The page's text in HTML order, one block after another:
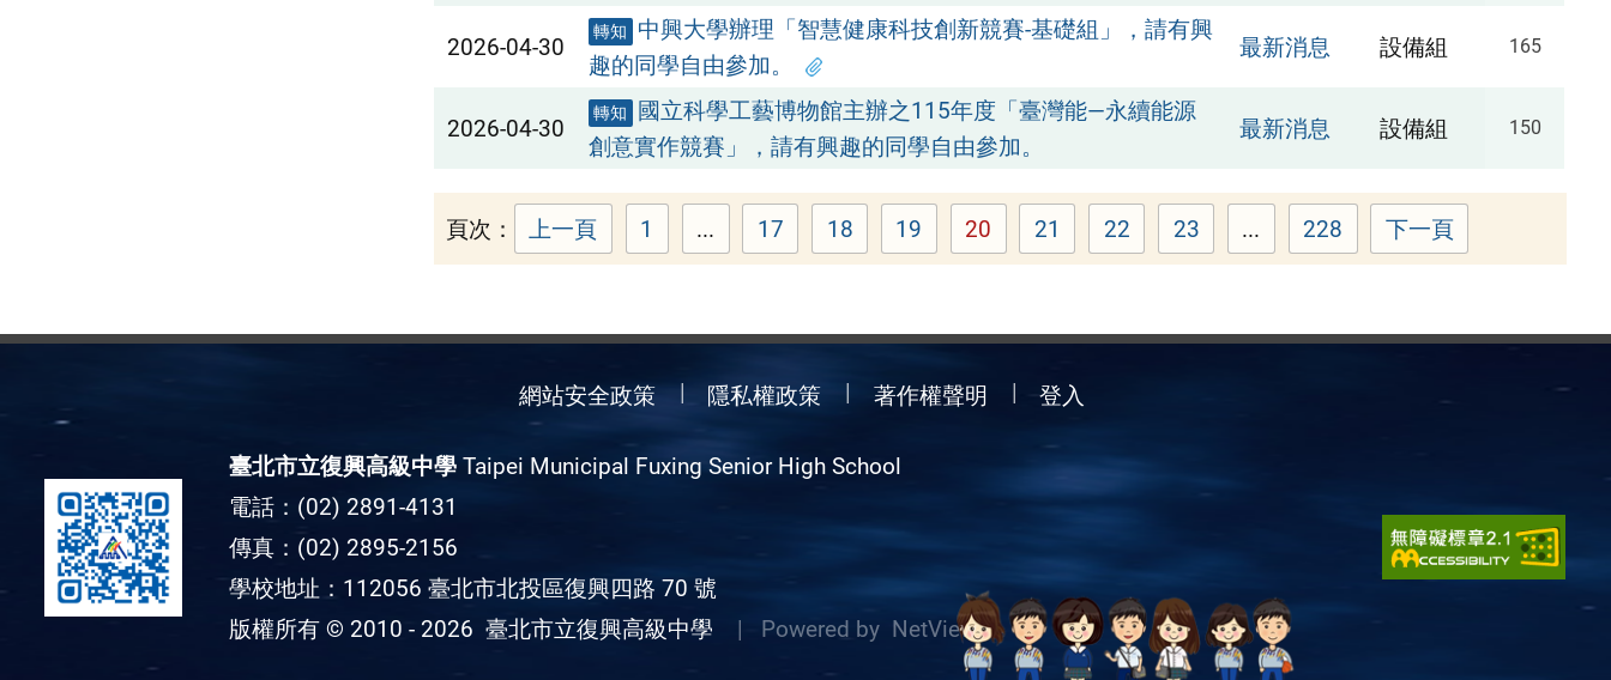
2026-04-30
轉知
中興大學辦理「智慧健康科技創新競賽-基礎組」，請有興
趣的同學自由參加。
最新消息 設備組 165
2026-04-30
轉知
國立科學工藝博物館主辦之115年度「臺灣能―永續能源
創意實作競賽」，請有興趣的同學自由參加。
最新消息 設備組 150
頁次： 上一頁 頁次：
1 ... 頁次：
17 頁次：
18 頁次：
19 頁次：
20 頁次：
21 頁次：
22 頁次：
23 ... 頁次：
228 下一頁
網站安全政策 隱私權政策 著作權聲明 登入
臺北市立復興高級中學Taipei Municipal Fuxing Senior High School
電話：(02) 2891-4131
傳真：(02) 2895-2156
學校地址：112056 臺北市北投區復興四路 70 號
版權所有 © 2010 - 2026 臺北市立復興高級中學 | Powered by NetView